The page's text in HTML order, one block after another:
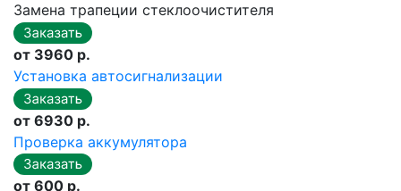
Замена трапеции стеклоочистителя
от 3960 р.
Установка автосигнализации
от 6930 р.
Проверка аккумулятора
от 600 р.